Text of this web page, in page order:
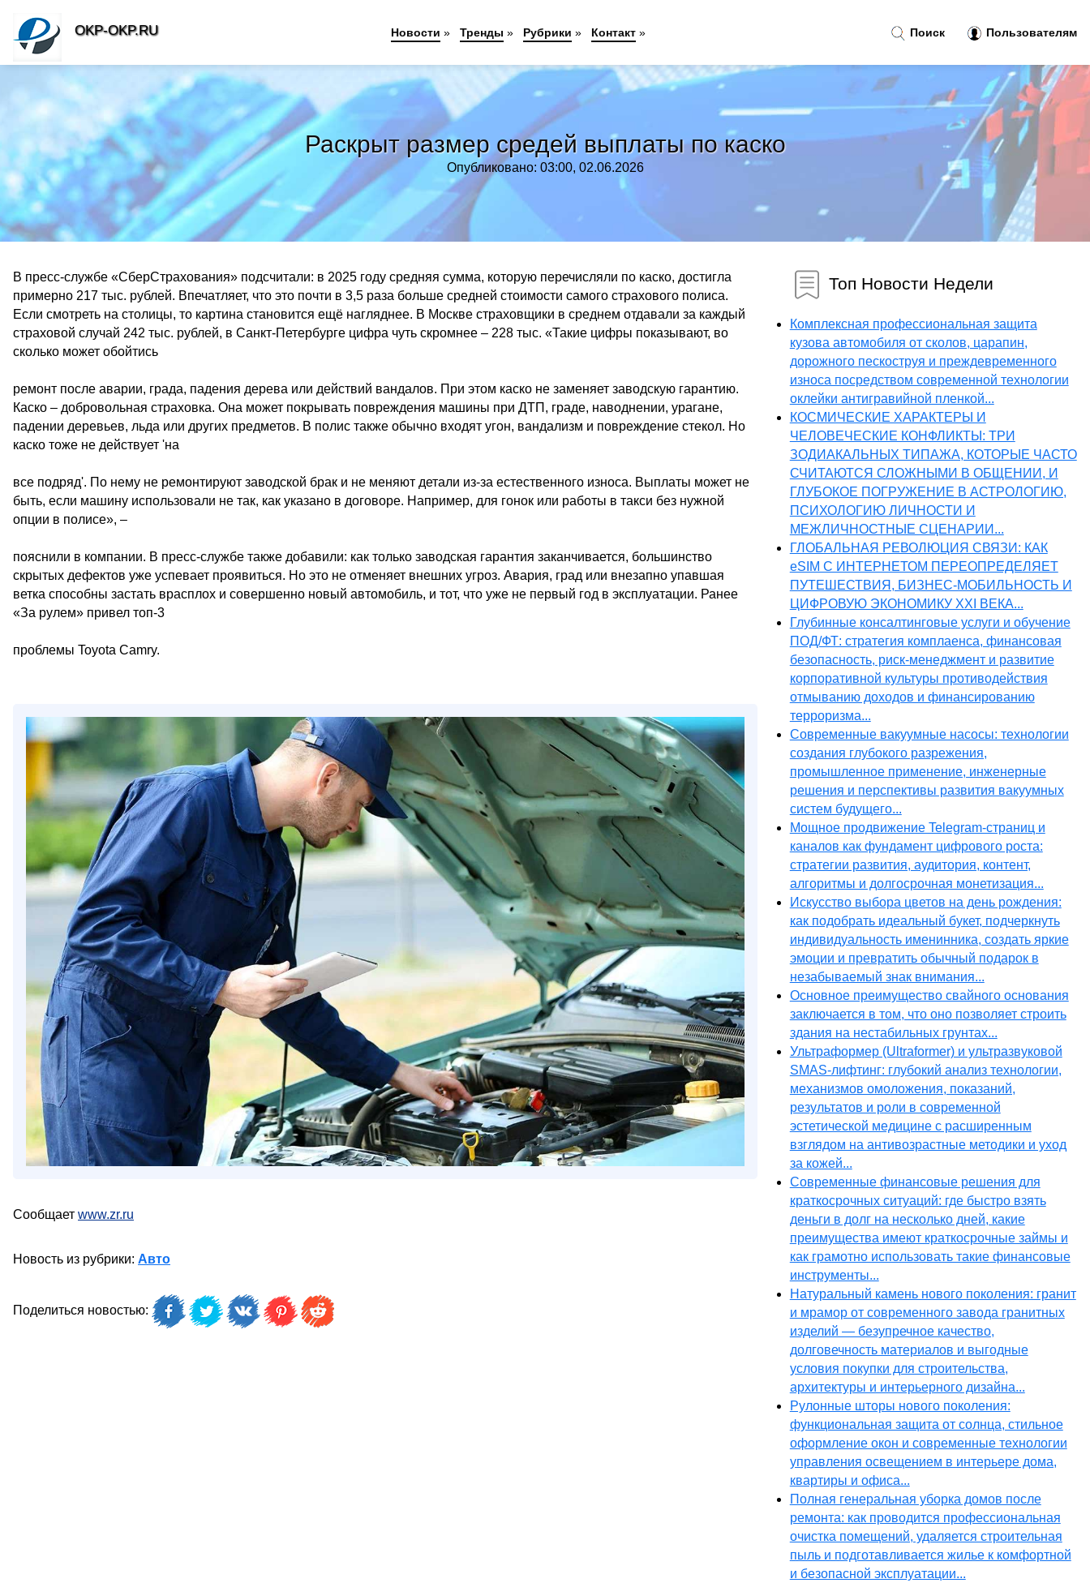
Раскрыт размер средей выплаты по каско
Опубликовано: 03:00, 02.06.2026
В пресс-службе «СберСтрахования» подсчитали: в 2025 году средняя сумма, которую перечисляли по каско, достигла
примерно 217 тыс. рублей. Впечатляет, что это почти в 3,5 раза больше средней стоимости самого страхового полиса.
Если смотреть на столицы, то картина становится ещё нагляднее. В Москве страховщики в среднем отдавали за каждый
страховой случай 242 тыс. рублей, в Санкт-Петербурге цифра чуть скромнее – 228 тыс. «Такие цифры показывают, во
сколько может обойтись
ремонт после аварии, града, падения дерева или действий вандалов. При этом каско не заменяет заводскую гарантию.
Каско – добровольная страховка. Она может покрывать повреждения машины при ДТП, граде, наводнении, урагане,
падении деревьев, льда или других предметов. В полис также обычно входят угон, вандализм и повреждение стекол. Но
каско тоже не действует 'на
все подряд'. По нему не ремонтируют заводской брак и не меняют детали из-за естественного износа. Выплаты может не
быть, если машину использовали не так, как указано в договоре. Например, для гонок или работы в такси без нужной
опции в полисе», –
пояснили в компании. В пресс-службе также добавили: как только заводская гарантия заканчивается, большинство
скрытых дефектов уже успевает проявиться. Но это не отменяет внешних угроз. Авария, град или внезапно упавшая
ветка способны застать врасплох и совершенно новый автомобиль, и тот, что уже не первый год в эксплуатации. Ранее
«За рулем» привел топ-3
проблемы Toyota Camry.
Сообщает www.zr.ru
Новость из рубрики: Авто
Поделиться новостью:
Топ Новости Недели
Комплексная профессиональная защита
кузова автомобиля от сколов, царапин,
дорожного пескоструя и преждевременного
износа посредством современной технологии
оклейки антигравийной пленкой...
КОСМИЧЕСКИЕ ХАРАКТЕРЫ И
ЧЕЛОВЕЧЕСКИЕ КОНФЛИКТЫ: ТРИ
ЗОДИАКАЛЬНЫХ ТИПАЖА, КОТОРЫЕ ЧАСТО
СЧИТАЮТСЯ СЛОЖНЫМИ В ОБЩЕНИИ, И
ГЛУБОКОЕ ПОГРУЖЕНИЕ В АСТРОЛОГИЮ,
ПСИХОЛОГИЮ ЛИЧНОСТИ И
МЕЖЛИЧНОСТНЫЕ СЦЕНАРИИ...
ГЛОБАЛЬНАЯ РЕВОЛЮЦИЯ СВЯЗИ: КАК
eSIM С ИНТЕРНЕТОМ ПЕРЕОПРЕДЕЛЯЕТ
ПУТЕШЕСТВИЯ, БИЗНЕС-МОБИЛЬНОСТЬ И
ЦИФРОВУЮ ЭКОНОМИКУ XXI ВЕКА...
Глубинные консалтинговые услуги и обучение
ПОД/ФТ: стратегия комплаенса, финансовая
безопасность, риск-менеджмент и развитие
корпоративной культуры противодействия
отмыванию доходов и финансированию
терроризма...
Современные вакуумные насосы: технологии
создания глубокого разрежения,
промышленное применение, инженерные
решения и перспективы развития вакуумных
систем будущего...
Мощное продвижение Telegram-страниц и
каналов как фундамент цифрового роста:
стратегии развития, аудитория, контент,
алгоритмы и долгосрочная монетизация...
Искусство выбора цветов на день рождения:
как подобрать идеальный букет, подчеркнуть
индивидуальность именинника, создать яркие
эмоции и превратить обычный подарок в
незабываемый знак внимания...
Основное преимущество свайного основания
заключается в том, что оно позволяет строить
здания на нестабильных грунтах...
Ультраформер (Ultraformer) и ультразвуковой
SMAS-лифтинг: глубокий анализ технологии,
механизмов омоложения, показаний,
результатов и роли в современной
эстетической медицине с расширенным
взглядом на антивозрастные методики и уход
за кожей...
Современные финансовые решения для
краткосрочных ситуаций: где быстро взять
деньги в долг на несколько дней, какие
преимущества имеют краткосрочные займы и
как грамотно использовать такие финансовые
инструменты...
Натуральный камень нового поколения: гранит
и мрамор от современного завода гранитных
изделий — безупречное качество,
долговечность материалов и выгодные
условия покупки для строительства,
архитектуры и интерьерного дизайна...
Рулонные шторы нового поколения:
функциональная защита от солнца, стильное
оформление окон и современные технологии
управления освещением в интерьере дома,
квартиры и офиса...
Полная генеральная уборка домов после
ремонта: как проводится профессиональная
очистка помещений, удаляется строительная
пыль и подготавливается жилье к комфортной
и безопасной эксплуатации...
Поиск Пользователям
OKP-OKP.RU Новости » Тренды » Рубрики » Контакт»